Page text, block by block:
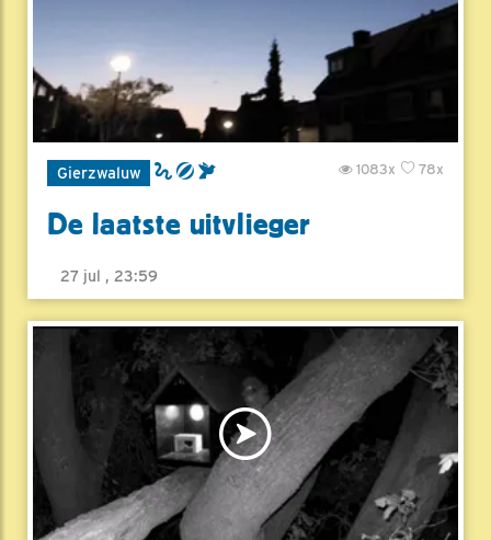
Gierzwaluw 78x
1083x
De laatste uitvlieger
27 jul , 23:59